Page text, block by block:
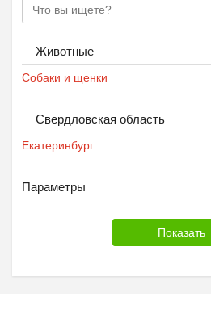
Животные
Собаки и щенки
Свердловская область
Екатеринбург
Параметры